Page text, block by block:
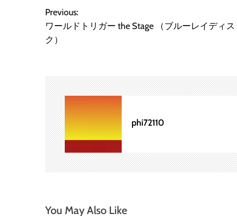
投
稿
ビ
ゲ
ー
シ
ョ
Previous:
ワールドトリガー the Stage （ブルーレイディス
ク）
phi72110
You May Also Like